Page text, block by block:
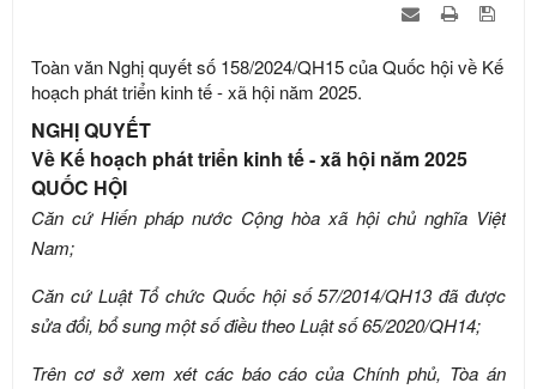
Toàn văn Nghị quyết số 158/2024/QH15 của Quốc hội về Kế
hoạch phát triển kinh tế - xã hội năm 2025.
NGHỊ QUYẾT
Về Kế hoạch phát triển kinh tế - xã hội năm 2025
QUỐC HỘI
Căn cứ Hiến pháp nước Cộng hòa xã hội chủ nghĩa Việt
Nam;
Căn cứ Luật Tổ chức Quốc hội số 57/2014/QH13 đã được
sửa đổi, bổ sung một số điều theo Luật số 65/2020/QH14;
Trên cơ sở xem xét các báo cáo của Chính phủ, Tòa án